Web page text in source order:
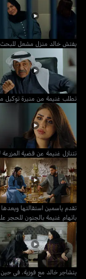
يفتش خالد منزل مشعل للبحث
تطلب غنيمة من منيرة توكيل
تتنازل غنيمة عن قضية
تقدم ياسمين استقالتها
باتهام غنيمة بالجنون للحجر
يتشاجر خالد مع فوزية، في